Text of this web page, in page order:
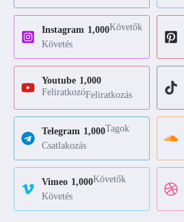
Instagram 1,000Követők
Követés
Youtube 1,000
FeliratkozóFeliratkozás
Telegram 1,000Tagok
Csatlakozás
Vimeo 1,000Követők
Követés